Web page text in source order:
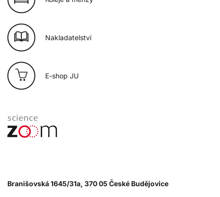
Nakladatelství
E-shop JU
Branišovská 1645/31a, 370 05 České Budějovice